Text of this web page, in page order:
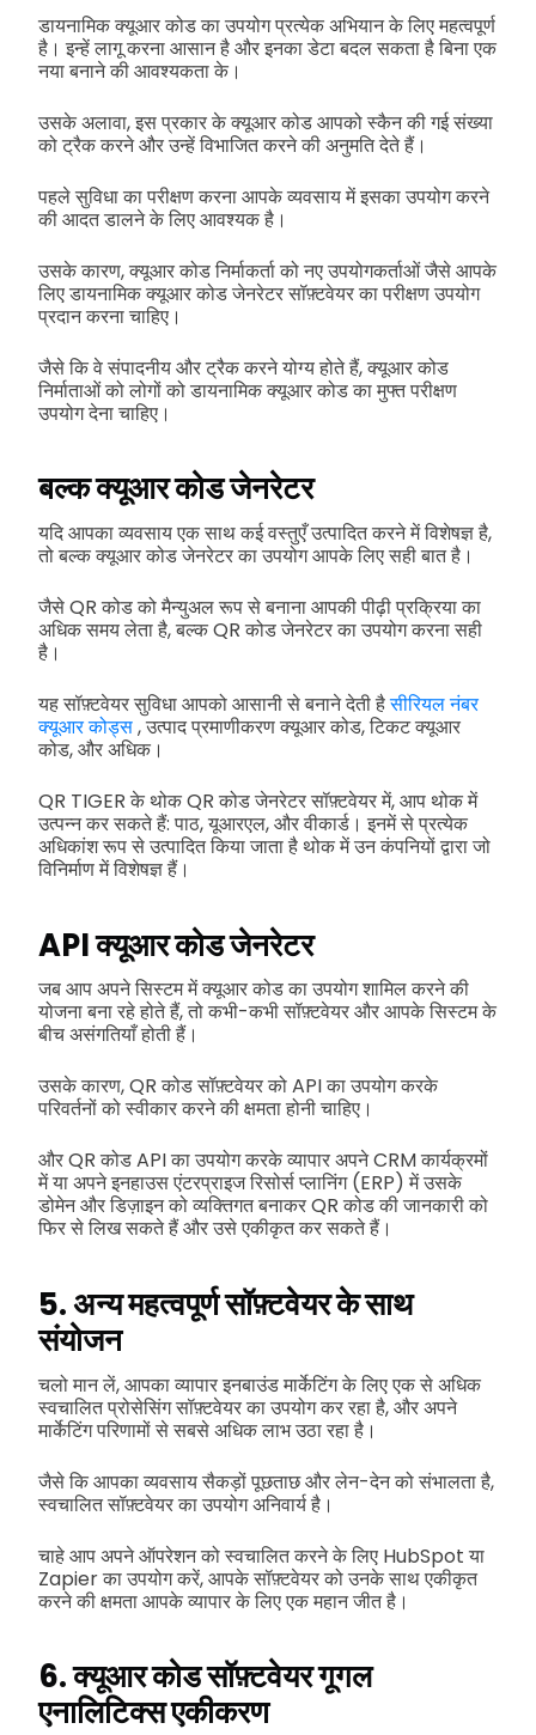
डायनामिक क्यूआर कोड का उपयोग प्रत्येक अभियान के लिए महत्वपूर्ण
है। इन्हें लागू करना आसान है और इनका डेटा बदल सकता है बिना एक
नया बनाने की आवश्यकता के।
उसके अलावा, इस प्रकार के क्यूआर कोड आपको स्कैन की गई संख्या
को ट्रैक करने और उन्हें विभाजित करने की अनुमति देते हैं।
पहले सुविधा का परीक्षण करना आपके व्यवसाय में इसका उपयोग करने
की आदत डालने के लिए आवश्यक है।
उसके कारण, क्यूआर कोड निर्माकर्ता को नए उपयोगकर्ताओं जैसे आपके
लिए डायनामिक क्यूआर कोड जेनरेटर सॉफ़्टवेयर का परीक्षण उपयोग
प्रदान करना चाहिए।
जैसे कि वे संपादनीय और ट्रैक करने योग्य होते हैं, क्यूआर कोड
निर्माताओं को लोगों को डायनामिक क्यूआर कोड का मुफ्त परीक्षण
उपयोग देना चाहिए।
बल्क क्यूआर कोड जेनरेटर
यदि आपका व्यवसाय एक साथ कई वस्तुएँ उत्पादित करने में विशेषज्ञ है,
तो बल्क क्यूआर कोड जेनरेटर का उपयोग आपके लिए सही बात है।
जैसे QR कोड को मैन्युअल रूप से बनाना आपकी पीढ़ी प्रक्रिया का
अधिक समय लेता है, बल्क QR कोड जेनरेटर का उपयोग करना सही
है।
यह सॉफ़्टवेयर सुविधा आपको आसानी से बनाने देती हैसीरियल नंबर
क्यूआर कोड्स, उत्पाद प्रमाणीकरण क्यूआर कोड, टिकट क्यूआर
कोड, और अधिक।
QR TIGER के थोक QR कोड जेनरेटर सॉफ़्टवेयर में, आप थोक में
उत्पन्न कर सकते हैं: पाठ, यूआरएल, और वीकार्ड। इनमें से प्रत्येक
अधिकांश रूप से उत्पादित किया जाता है थोक में उन कंपनियों द्वारा जो
विनिर्माण में विशेषज्ञ हैं।
API क्यूआर कोड जेनरेटर
जब आप अपने सिस्टम में क्यूआर कोड का उपयोग शामिल करने की
योजना बना रहे होते हैं, तो कभी-कभी सॉफ़्टवेयर और आपके सिस्टम के
बीच असंगतियाँ होती हैं।
उसके कारण, QR कोड सॉफ़्टवेयर को API का उपयोग करके
परिवर्तनों को स्वीकार करने की क्षमता होनी चाहिए।
और QR कोड API का उपयोग करके व्यापार अपने CRM कार्यक्रमों
में या अपने इनहाउस एंटरप्राइज रिसोर्स प्लानिंग (ERP) में उसके
डोमेन और डिज़ाइन को व्यक्तिगत बनाकर QR कोड की जानकारी को
फिर से लिख सकते हैं और उसे एकीकृत कर सकते हैं।
5. अन्य महत्वपूर्ण सॉफ़्टवेयर के साथ
संयोजन
चलो मान लें, आपका व्यापार इनबाउंड मार्केटिंग के लिए एक से अधिक
स्वचालित प्रोसेसिंग सॉफ़्टवेयर का उपयोग कर रहा है, और अपने
मार्केटिंग परिणामों से सबसे अधिक लाभ उठा रहा है।
जैसे कि आपका व्यवसाय सैकड़ों पूछताछ और लेन-देन को संभालता है,
स्वचालित सॉफ़्टवेयर का उपयोग अनिवार्य है।
चाहे आप अपने ऑपरेशन को स्वचालित करने के लिए HubSpot या
Zapier का उपयोग करें, आपके सॉफ़्टवेयर को उनके साथ एकीकृत
करने की क्षमता आपके व्यापार के लिए एक महान जीत है।
6. क्यूआर कोड सॉफ़्टवेयर गूगल
एनालिटिक्स एकीकरण